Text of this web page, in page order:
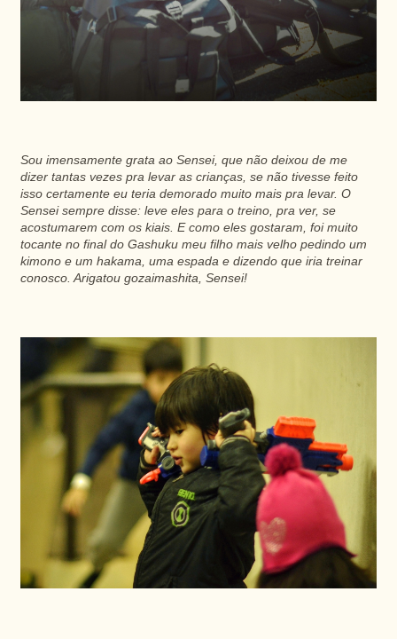
Sou imensamente grata ao Sensei, que não deixou de me
dizer tantas vezes pra levar as crianças, se não tivesse feito
isso certamente eu teria demorado muito mais pra levar. O
Sensei sempre disse: leve eles para o treino, pra ver, se
acostumarem com os kiais. E como eles gostaram, foi muito
tocante no final do Gashuku meu filho mais velho pedindo um
kimono e um hakama, uma espada e dizendo que iria treinar
conosco. Arigatou gozaimashita, Sensei!